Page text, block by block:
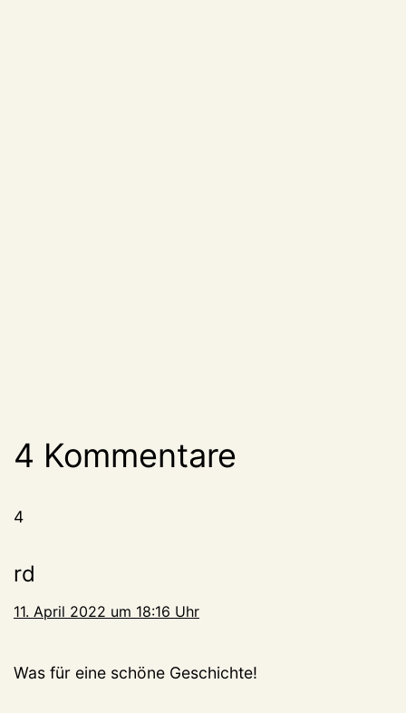
4 Kommentare
4
rd
11. April 2022 um 18:16 Uhr
Was für eine schöne Geschichte!